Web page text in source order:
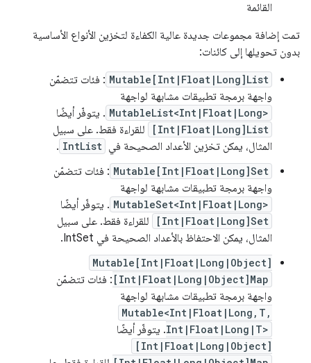
القائمة
تمت إضافة مجموعات جديدة عالية الكفاءة لتخزين الأنواع الأساسية
بدون تحويلها إلى كائنات:
Mutable[Int|Float|Long]List : فئات تتضمّن
واجهة برمجة تطبيقات مشابهة لواجهة
MutableList<Int|Float|Long> . يتوفّر أيضًا
[Int|Float|Long]List
للقراءة فقط. على سبيل
المثال، يمكن تخزين الأعداد الصحيحة في IntList
.
Mutable[Int|Float|Long]Set : فئات تتضمّن
واجهة برمجة تطبيقات مشابهة لواجهة
MutableSet<Int|Float|Long> . يتوفّر أيضًا
[Int|Float|Long]Set
للقراءة فقط. على سبيل
المثال، يمكن الاحتفاظ بالأعداد الصحيحة في IntSet.
Mutable[Int|Float|Long|Object]
[Int|Float|Long|Object]Map : فئات تتضمّن
واجهة برمجة تطبيقات مشابهة لواجهة
Mutable<Int|Float|Long,T,
Int|Float|Long|T>. يتوفّر أيضًا
[Int|Float|Long|Object]